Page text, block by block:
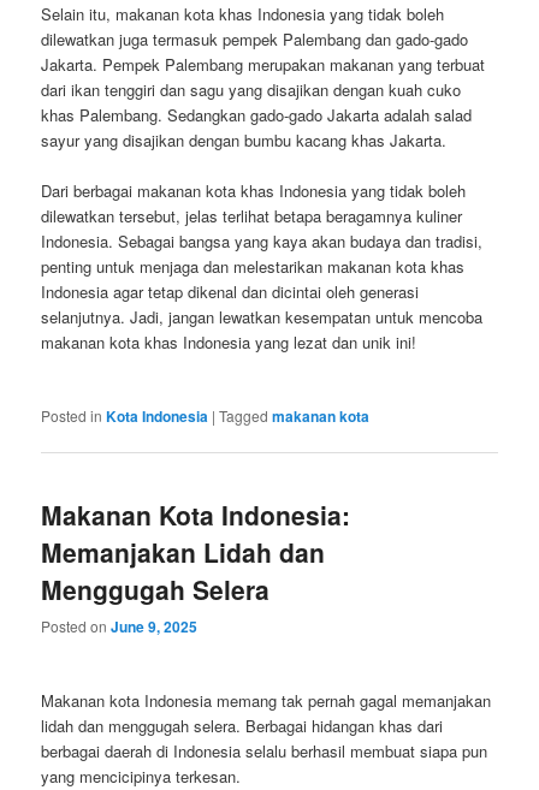
Selain itu, makanan kota khas Indonesia yang tidak boleh
dilewatkan juga termasuk pempek Palembang dan gado-gado
Jakarta. Pempek Palembang merupakan makanan yang terbuat
dari ikan tenggiri dan sagu yang disajikan dengan kuah cuko
khas Palembang. Sedangkan gado-gado Jakarta adalah salad
sayur yang disajikan dengan bumbu kacang khas Jakarta.
Dari berbagai makanan kota khas Indonesia yang tidak boleh
dilewatkan tersebut, jelas terlihat betapa beragamnya kuliner
Indonesia. Sebagai bangsa yang kaya akan budaya dan tradisi,
penting untuk menjaga dan melestarikan makanan kota khas
Indonesia agar tetap dikenal dan dicintai oleh generasi
selanjutnya. Jadi, jangan lewatkan kesempatan untuk mencoba
makanan kota khas Indonesia yang lezat dan unik ini!
Posted in Kota Indonesia |Tagged makanan kota
Makanan Kota Indonesia:
Memanjakan Lidah dan
Menggugah Selera
Posted onJune 9, 2025
Makanan kota Indonesia memang tak pernah gagal memanjakan
lidah dan menggugah selera. Berbagai hidangan khas dari
berbagai daerah di Indonesia selalu berhasil membuat siapa pun
yang mencicipinya terkesan.